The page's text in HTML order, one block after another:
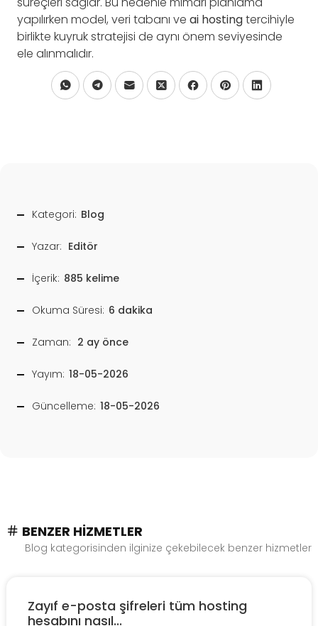
yapılırken model, veri tabanı ve ai hostingtercihiyle
birlikte kuyruk stratejisi de aynı önem seviyesinde
ele alınmalıdır.
Kategori: Blog
Yazar: Editör
İçerik: 885 kelime
Okuma Süresi: 6 dakika
Zaman: 2 ay önce
Yayım: 18-05-2026
Güncelleme: 18-05-2026
BENZER HIZMETLER
Blog kategorisinden ilginize çekebilecek benzer hizmetler
Zayıf e-posta şifreleri tüm hosting
hesabını nasıl...